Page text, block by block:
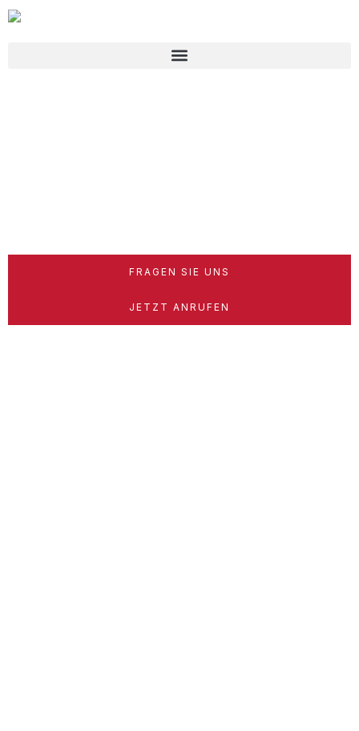
FRAGEN SIE UNS
JETZT ANRUFEN